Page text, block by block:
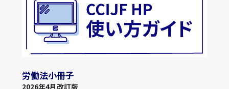
労働法小冊子
2026年4月改訂版